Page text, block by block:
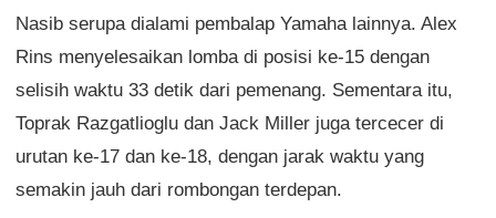
Nasib serupa dialami pembalap Yamaha lainnya. Alex
Rins menyelesaikan lomba di posisi ke-15 dengan
selisih waktu 33 detik dari pemenang. Sementara itu,
Toprak Razgatlioglu dan Jack Miller juga tercecer di
urutan ke-17 dan ke-18, dengan jarak waktu yang
semakin jauh dari rombongan terdepan.